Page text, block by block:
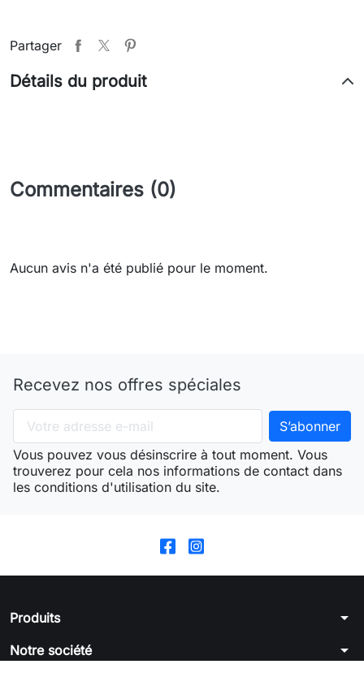
Partager
Détails du produit
Commentaires (0)
Aucun avis n'a été publié pour le moment.
Recevez nos offres spéciales
Vous pouvez vous désinscrire à tout moment. Vous
trouverez pour cela nos informations de contact dans
les conditions d'utilisation du site.
Produits arrow_drop_down
Notre société arrow_drop_down